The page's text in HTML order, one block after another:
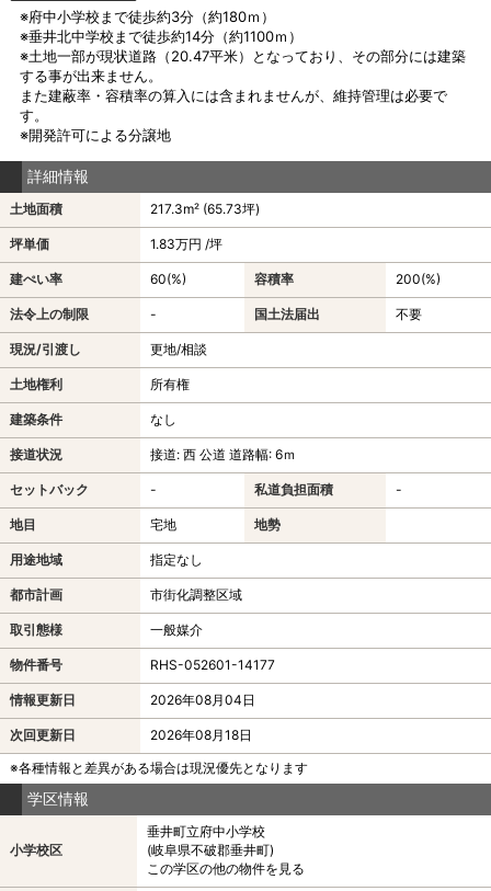
※府中小学校まで徒歩約3分（約180ｍ）
※垂井北中学校まで徒歩約14分（約1100ｍ）
※土地一部が現状道路（20.47平米）となっており、その部分には建築
する事が出来ません。
また建蔽率・容積率の算入には含まれませんが、維持管理は必要で
す。
※開発許可による分譲地
詳細情報
土地面積 217.3m² (65.73坪)
坪単価 1.83万円 /坪
建ぺい率 60(%) 容積率 200(%)
法令上の制限 - 国土法届出 不要
現況/引渡し 更地/相談
土地権利 所有権
建築条件 なし
接道状況 接道: 西 公道 道路幅: 6ｍ
セットバック - 私道負担面積 -
地目 宅地 地勢
用途地域 指定なし
都市計画 市街化調整区域
取引態様 一般媒介
物件番号 RHS-052601-14177
情報更新日 2026年08月04日
次回更新日
2026年08月18日
※各種情報と差異がある場合は現況優先となります
学区情報
小学校区
垂井町立府中小学校
(岐阜県不破郡垂井町)
この学区の他の物件を見る